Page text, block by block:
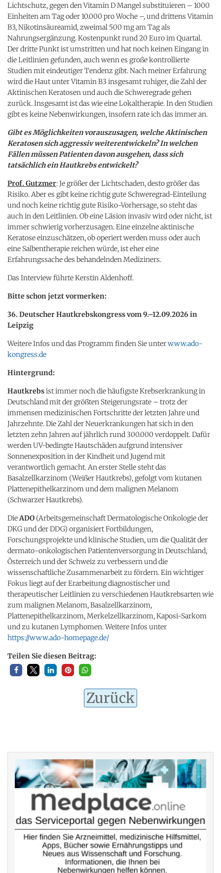
Lichtschutz, gegen den Vitamin D Mangel substituieren – 1000
Einheiten am Tag oder 10.000 pro Woche –, und drittens Vitamin
B3, Nikotinsäureamid, zweimal 500 mg am Tag als
Nahrungsergänzung. Kostenpunkt rund 20 Euro im Quartal.
Der dritte Punkt ist umstritten und hat noch keinen Eingang in
die Leitlinien gefunden, auch wenn es große kontrollierte
Studien mit eindeutiger Tendenz gibt. Nach meiner Erfahrung
wird die Haut unter Vitamin B3 insgesamt ruhiger, die Zahl der
Aktinischen Keratosen und auch die Schweregrade gehen
zurück. Insgesamt ist das wie eine Lokaltherapie. In den Studien
gibt es keine Nebenwirkungen, insofern rate ich das immer an.
Gibt es Möglichkeiten vorauszusagen, welche Aktinischen
Keratosen sich aggressiv weiterentwickeln? In welchen
Fällen müssen Patienten davon ausgehen, dass sich
tatsächlich ein Hautkrebs entwickelt?
Prof. Gutzmer: Je größer der Lichtschaden, desto größer das
Risiko. Aber es gibt keine richtig gute Schweregrad-Einteilung
und noch keine richtig gute Risiko-Vorhersage, so steht das
auch in den Leitlinien. Ob eine Läsion invasiv wird oder nicht, ist
immer schwierig vorherzusagen. Eine einzelne aktinische
Keratose einzuschätzen, ob operiert werden muss oder auch
eine Salbentherapie reichen würde, ist eher eine
Erfahrungssache des behandelnden Mediziners.
Das Interview führte Kerstin Aldenhoff.
Bitte schon jetzt vormerken:
36. Deutscher Hautkrebskongress vom 9.–12.09.2026 in
Leipzig
Weitere Infos und das Programm finden Sie unterwww.ado-
kongress.de
Hintergrund:
Hautkrebsist immer noch die häufigste Krebserkrankung in
Deutschland mit der größten Steigerungsrate – trotz der
immensen medizinischen Fortschritte der letzten Jahre und
Jahrzehnte. Die Zahl der Neuerkrankungen hat sich in den
letzten zehn Jahren auf jährlich rund 300.000 verdoppelt. Dafür
werden UV-bedingte Hautschäden aufgrund intensiver
Sonnenexposition in der Kindheit und Jugend mit
verantwortlich gemacht. An erster Stelle steht das
Basalzellkarzinom (Weißer Hautkrebs), gefolgt vom kutanen
Plattenepithelkarzinom und dem malignen Melanom
(Schwarzer Hautkrebs).
DieADO (Arbeitsgemeinschaft Dermatologische Onkologie der
DKG und der DDG) organisiert Fortbildungen,
Forschungsprojekte und klinische Studien, um die Qualität der
dermato-onkologischen Patientenversorgung in Deutschland,
Österreich und der Schweiz zu verbessern und die
wissenschaftliche Zusammenarbeit zu fördern. Ein wichtiger
Fokus liegt auf der Erarbeitung diagnostischer und
therapeutischer Leitlinien zu verschiedenen Hautkrebsarten wie
zum malignen Melanom, Basalzellkarzinom,
Plattenepithelkarzinom, Merkelzellkarzinom, Kaposi-Sarkom
und zu kutanen Lymphomen. Weitere Infos unter
https://www.ado-homepage.de/
Teilen Sie diesen Beitrag:
Zurück